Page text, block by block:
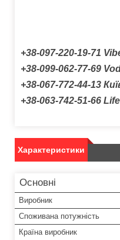
+38-097-220-19-71
+38-099-062-77-69
+38-067-772-44-13
+38-063-742-51-66 Life
Характеристики
Основні
Виробник
Споживана потужність
Країна виробник